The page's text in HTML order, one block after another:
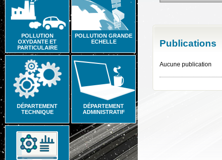
POLLUTION
OXYDANTE ET
PARTICULAIRE
POLLUTION GRANDE
ECHELLE
DÉPARTEMENT
TECHNIQUE
DÉPARTEMENT
ADMINISTRATIF
Publications
Aucune publication